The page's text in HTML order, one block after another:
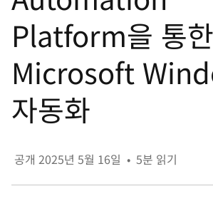
Platform을 통한
Microsoft
자동화
공개 2025년 5월 16일 • 5분 읽기